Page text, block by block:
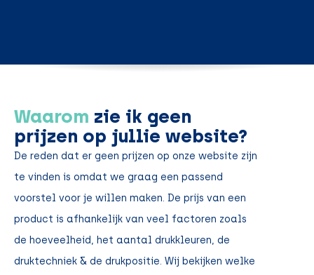
Waarom zie ik geen
prijzen op jullie website?
De reden dat er geen prijzen op onze website zijn
te vinden is omdat we graag een passend
voorstel voor je willen maken. De prijs van een
product is afhankelijk van veel factoren zoals
de hoeveelheid, het aantal drukkleuren, de
druktechniek & de drukpositie. Wij bekijken welke